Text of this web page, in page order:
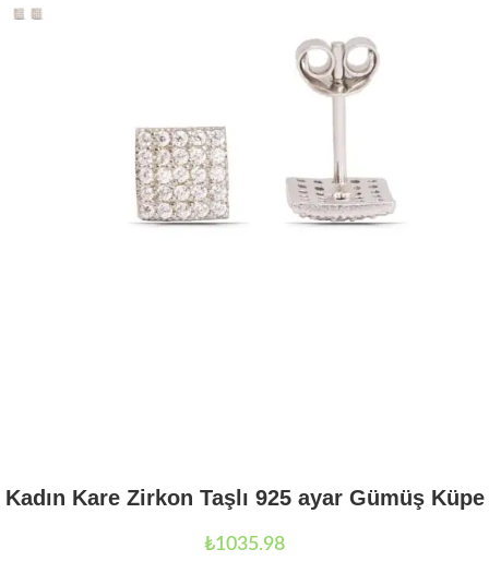
Kadın Kare Zirkon Taşlı 925 ayar Gümüş Küpe
₺1035.98